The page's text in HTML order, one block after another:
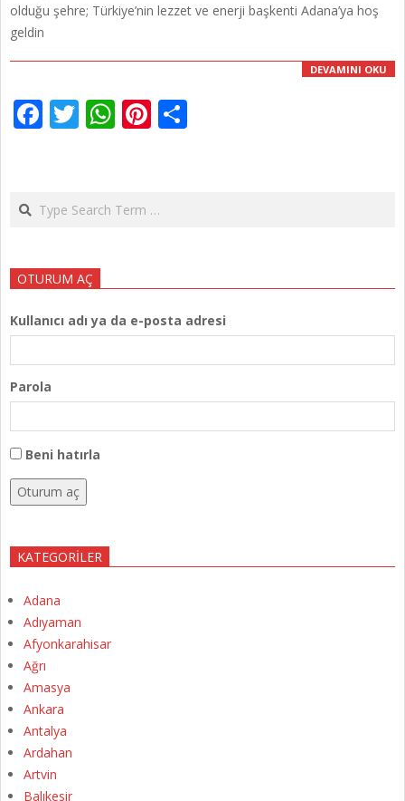
olduğu şehre; Türkiye’nin lezzet ve enerji başkenti Adana’ya hoş
geldin
DEVAMINI OKU
Facebook
Twitter
WhatsApp
Pinterest
Search
OTURUM AÇ
Kullanıcı adı ya da e-posta adresi
Parola
Beni hatırla
Oturum aç
KATEGORILER
Adana
Adıyaman
Afyonkarahisar
Ağrı
Amasya
Ankara
Antalya
Ardahan
Artvin
Balıkesir